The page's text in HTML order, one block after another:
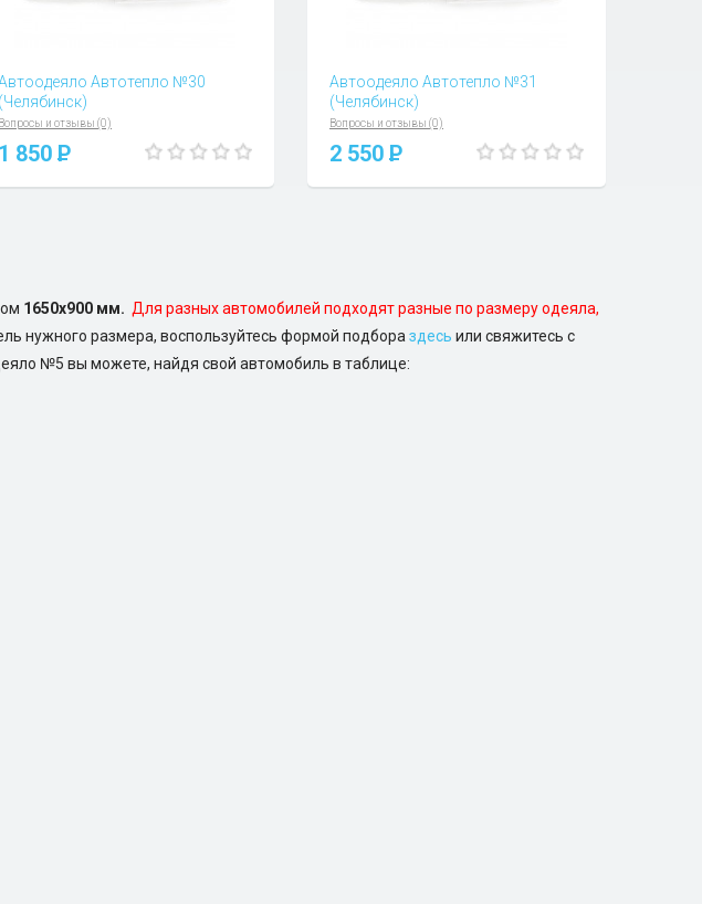
Автотепло №30
(Челябинск)
Вопросы и отзывы (0)
1 850 P
Автоодеяло Автотепло №31
(Челябинск)
Вопросы и отзывы (0)
2 550 P
1650х900 мм. Для разных автомобилей подходят разные по размеру одеяла,
нужного размера, воспользуйтесь формой подбора здесь или свяжитесь с
№5 вы можете, найдя свой автомобиль в таблице: